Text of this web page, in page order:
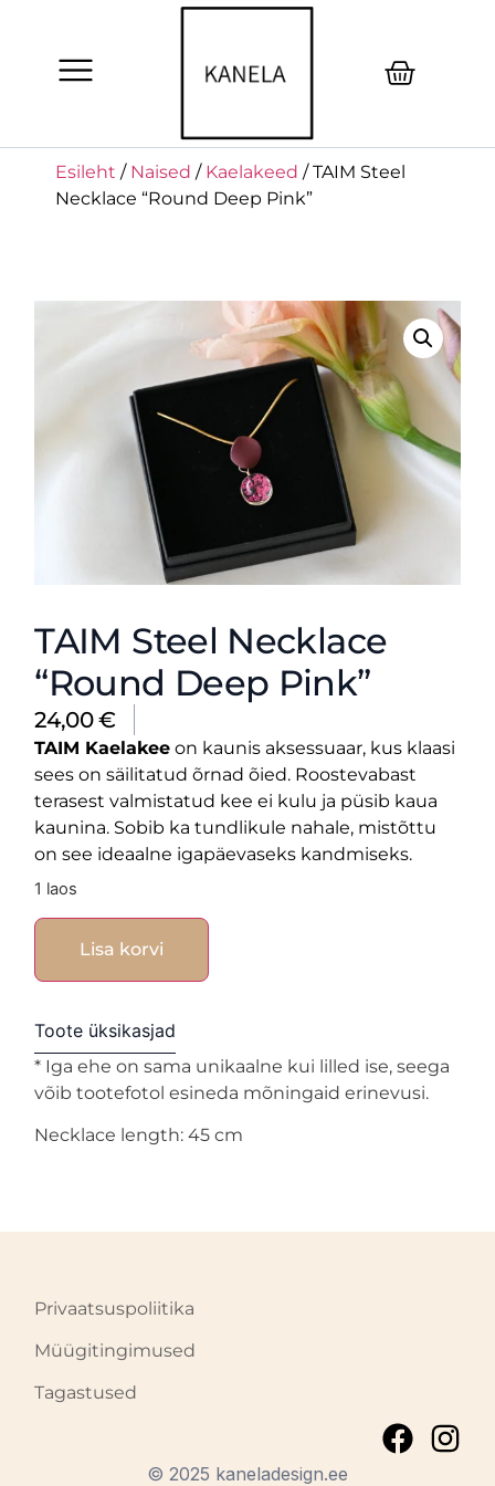
Esileht / Naised / Kaelakeed / TAIM Steel
Necklace “Round Deep Pink”
TAIM Steel Necklace
“Round Deep Pink”
24,00€
TAIM Kaelakee on kaunis aksessuaar, kus klaasi
sees on säilitatud õrnad õied. Roostevabast
terasest valmistatud kee ei kulu ja püsib kaua
kaunina. Sobib ka tundlikule nahale, mistõttu
on see ideaalne igapäevaseks kandmiseks.
1 laos
Lisa korvi
Toote üksikasjad
* Iga ehe on sama unikaalne kui lilled ise, seega
võib tootefotol esineda mõningaid erinevusi.
Necklace length: 45 cm
© 2025 kaneladesign.ee
Privaatsuspoliitika
Müügitingimused
Tagastused